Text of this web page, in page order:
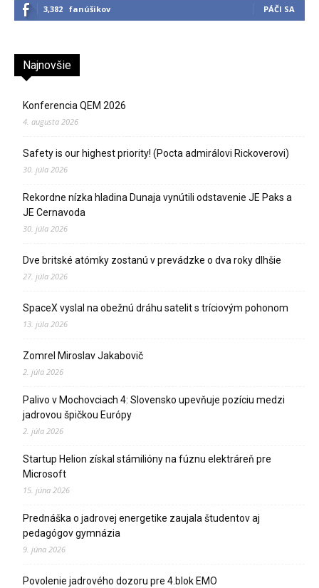
3,382 fanúšikov PÁČI SA
Najnovšie
Konferencia QEM 2026
4. augusta 2026
Safety is our highest priority! (Pocta admirálovi Rickoverovi)
30. júla 2026
Rekordne nízka hladina Dunaja vynútili odstavenie JE Paks a
JE Cernavoda
30. júla 2026
Dve britské atómky zostanú v prevádzke o dva roky dlhšie
27. júla 2026
SpaceX vyslal na obežnú dráhu satelit s tríciovým pohonom
13. júla 2026
Zomrel Miroslav Jakabovič
2. júla 2026
Palivo v Mochovciach 4: Slovensko upevňuje pozíciu medzi
jadrovou špičkou Európy
2. júla 2026
Startup Helion získal stámilióny na fúznu elektráreň pre
Microsoft
15. júna 2026
Prednáška o jadrovej energetike zaujala študentov aj
pedagógov gymnázia
9. júna 2026
Povolenie jadrového dozoru pre 4.blok EMO